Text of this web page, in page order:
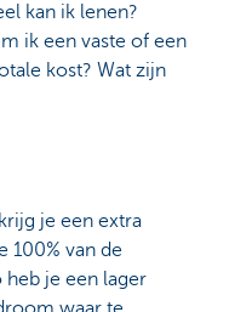
kan ik lenen?
ik een vaste of een
kost? Wat zijn
je een extra
100% van de
je een lager